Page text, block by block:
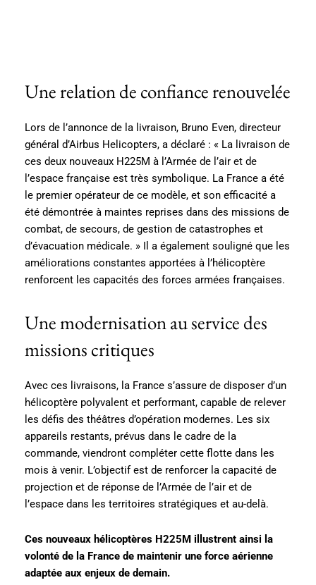
Une relation de confiance renouvelée
Lors de l’annonce de la livraison, Bruno Even, directeur
général d’Airbus Helicopters, a déclaré : « La livraison de
ces deux nouveaux H225M à l’Armée de l’air et de
l’espace française est très symbolique. La France a été
le premier opérateur de ce modèle, et son efficacité a
été démontrée à maintes reprises dans des missions de
combat, de secours, de gestion de catastrophes et
d’évacuation médicale. » Il a également souligné que les
améliorations constantes apportées à l’hélicoptère
renforcent les capacités des forces armées françaises.
Une modernisation au service des
missions critiques
Avec ces livraisons, la France s’assure de disposer d’un
hélicoptère polyvalent et performant, capable de relever
les défis des théâtres d’opération modernes. Les six
appareils restants, prévus dans le cadre de la
commande, viendront compléter cette flotte dans les
mois à venir. L’objectif est de renforcer la capacité de
projection et de réponse de l’Armée de l’air et de
l’espace dans les territoires stratégiques et au-delà.
Ces nouveaux hélicoptères H225M illustrent ainsi la
volonté de la France de maintenir une force aérienne
adaptée aux enjeux de demain.